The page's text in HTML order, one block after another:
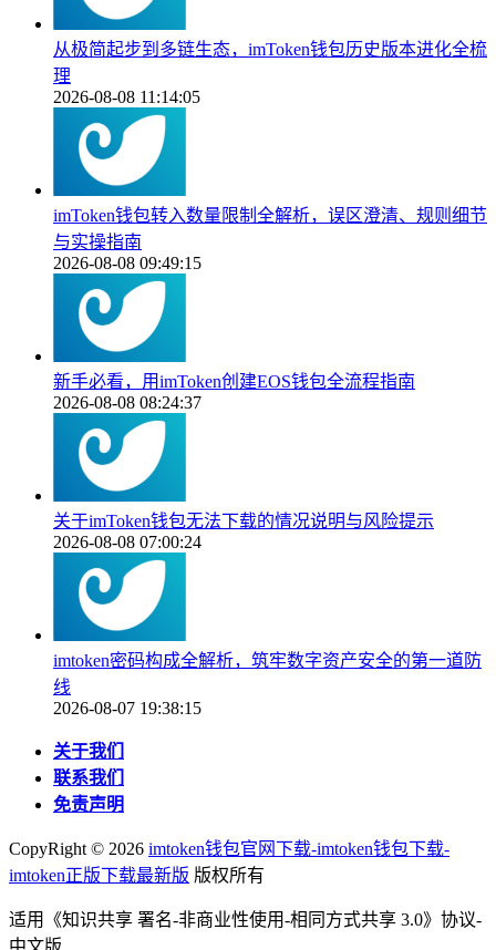
从极简起步到多链生态，imToken钱包历史版本进化全梳
理
2026-08-08 11:14:05
imToken钱包转入数量限制全解析，误区澄清、规则细节
与实操指南
2026-08-08 09:49:15
新手必看，用imToken创建EOS钱包全流程指南
2026-08-08 08:24:37
关于imToken钱包无法下载的情况说明与风险提示
2026-08-08 07:00:24
imtoken密码构成全解析，筑牢数字资产安全的第一道防
线
2026-08-07 19:38:15
关于我们
联系我们
免责声明
CopyRight © 2026 imtoken钱包官网下载-imtoken钱包下载-
imtoken正版下载最新版 版权所有
适用《知识共享 署名-非商业性使用-相同方式共享 3.0》协议-
中文版